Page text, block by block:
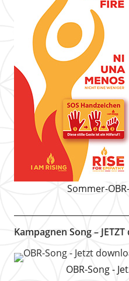
Sommer-
Kampagnen Song –
OBR-Song -